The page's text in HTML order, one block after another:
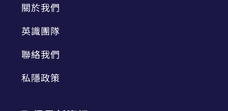
關於我們
英識團隊
聯絡我們
私隱政策